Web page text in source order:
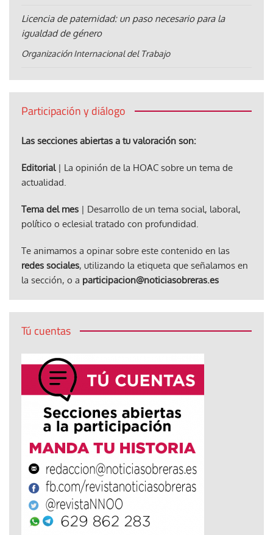
Licencia de paternidad: un paso necesario para la
igualdad de género
Organización Internacional del Trabajo
Participación y diálogo
Las secciones abiertas a tu valoración son:
Editorial| La opinión de la HOAC sobre un tema de
actualidad.
Tema del mes | Desarrollo de un tema social, laboral,
político o eclesial tratado con profundidad.
Te animamos a opinar sobre este contenido en las
redes sociales, utilizando la etiqueta que señalamos en
la sección, o a participacion@noticiasobreras.es
Tú cuentas